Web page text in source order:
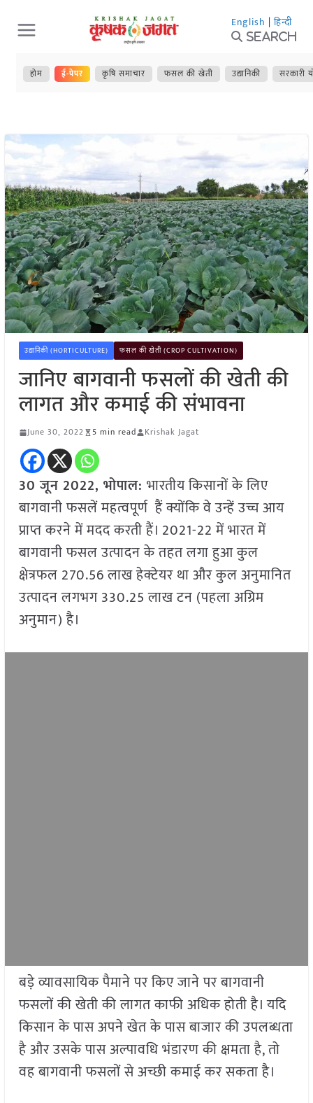
Skip
to
content
English | हिन्दी
Search
होम ई-पेपर कृषि समाचार फसल की खेती उद्यानिकी सरकारी
उद्यानिकी (HORTICULTURE) फसल की खेती (CROP CULTIVATION)
जानिए बागवानी फसलों की खेती की
लागत और कमाई की संभावना
June 30, 2022 5 min read Krishak Jagat
30 जून 2022, भोपाल: भारतीय किसानों के लिए
बागवानी फसलें महत्वपूर्ण हैं क्योंकि वे उन्हें उच्च आय
प्राप्त करने में मदद करती हैं। 2021-22 में भारत में
बागवानी फसल उत्पादन के तहत लगा हुआ कुल
क्षेत्रफल 270.56 लाख हेक्टेयर था और कुल अनुमानित
उत्पादन लगभग 330.25 लाख टन (पहला अग्रिम
अनुमान) है।
बड़े व्यावसायिक पैमाने पर किए जाने पर बागवानी
फसलों की खेती की लागत काफी अधिक होती है। यदि
किसान के पास अपने खेत के पास बाजार की उपलब्धता
है और उसके पास अल्पावधि भंडारण की क्षमता है, तो
वह बागवानी फसलों से अच्छी कमाई कर सकता है।